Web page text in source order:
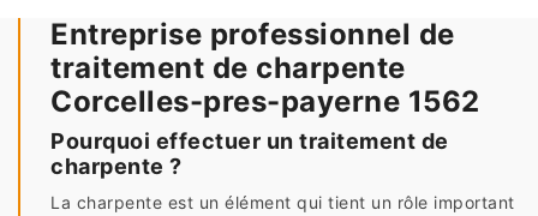
Entreprise professionnel de
traitement de charpente
Corcelles-pres-payerne 1562
Pourquoi effectuer un traitement de
charpente ?
La charpente est un élément qui tient un rôle important